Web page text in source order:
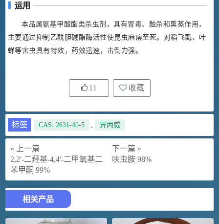
运用
本品属氨基甲酸酯类杀虫剂，具有胃毒、触杀和熏蒸作用，
主要通过抑制乙酰胆碱酯酶活性使昆虫麻痹至死。对稻飞虱、叶
蝉等害虫具有特效，药效迅速，击倒力强。
11 收藏
标签 CAS: 2631-40-5 , 异丙威
« 上一篇
2,2'-二羟基-4,4'-二甲氧基二
苯甲酮 99%
下一篇 »
呋虫胺 98%
相关产品